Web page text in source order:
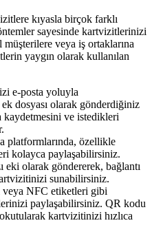
kıyasla birçok farklı
sayesinde kartvizitlerinizi
veya iş ortaklarına
yaygın olarak kullanılan
e-posta yoluyla
dosyası olarak gönderdiğiniz
kaydetmesini ve istedikleri
platformlarında, özellikle
kolayca paylaşabilirsiniz.
eki olarak göndererek, bağlantı
sunabilirsiniz.
veya NFC etiketleri gibi
paylaşabilirsiniz. QR kodu
kartvizitinizi hızlıca